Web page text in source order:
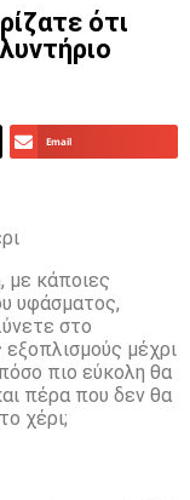
ότι
Email
με κάποιες
υφάσματος,
στο
εξοπλισμούς μέχρι
πιο εύκολη θα
πέρα που δεν θα
χέρι;